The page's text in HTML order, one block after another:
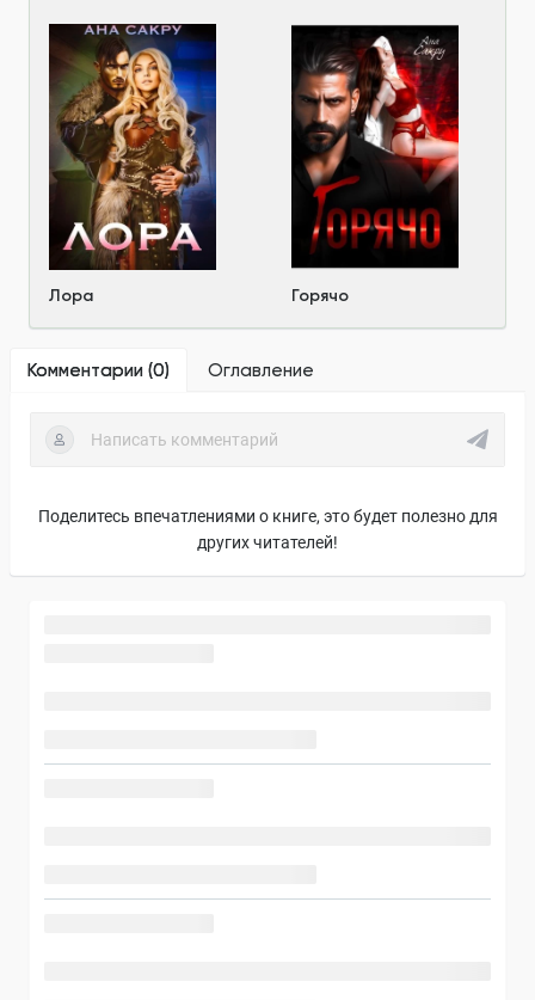
Лора Горячо
Комментарии (0) Оглавление
Поделитесь впечатлениями о книге, это будет полезно для
других читателей!